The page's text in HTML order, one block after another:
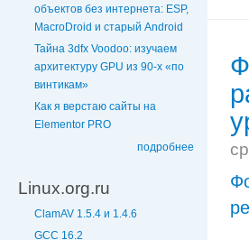
объектов без интернета: ESP,
MacroDroid и старый Android
Тайна 3dfx Voodoo: изучаем
архитектуру GPU из 90-х «по
винтикам»
Как я верстаю сайты на
Elementor PRO
подробнее
Linux.org.ru
ClamAV 1.5.4 и 1.4.6
GCC 16.2